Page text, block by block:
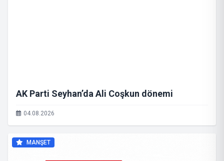
AK Parti Seyhan’da Ali Coşkun dönemi
04.08.2026
MANŞET